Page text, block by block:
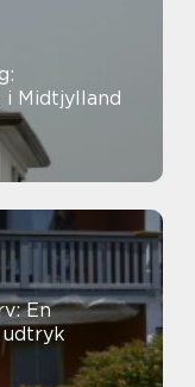
Midtjylland
En
udtryk